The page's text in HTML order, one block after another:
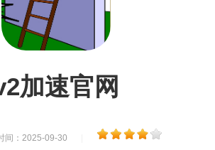
加速官网
间：2025-09-30